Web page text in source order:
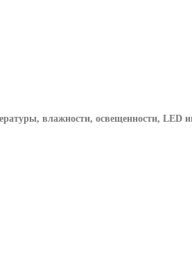
влажности, освещенности, LED